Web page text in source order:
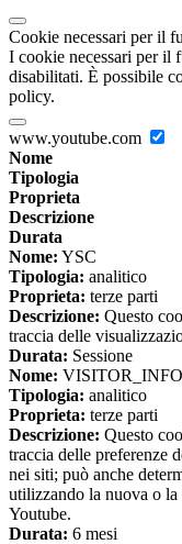
Cookie necessari per il
I cookie necessari per il
disabilitati. È possibile
policy.
www.youtube.com
Nome
Tipologia
Proprieta
Descrizione
Durata
Nome: YSC
Tipologia: analitico
Proprieta: terze parti
Descrizione: Questo
traccia delle
Durata: Sessione
Nome:
Tipologia: analitico
Proprieta: terze parti
Descrizione: Questo
traccia delle preferenze
nei siti; può anche
utilizzando la nuova o
Youtube.
Durata: 6 mesi